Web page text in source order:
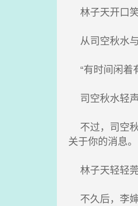
林子天开口笑
从司空秋水
“有时间闲着
司空秋水轻
不过，司空
关于你的消息。
林子天轻轻莞
不久后，李